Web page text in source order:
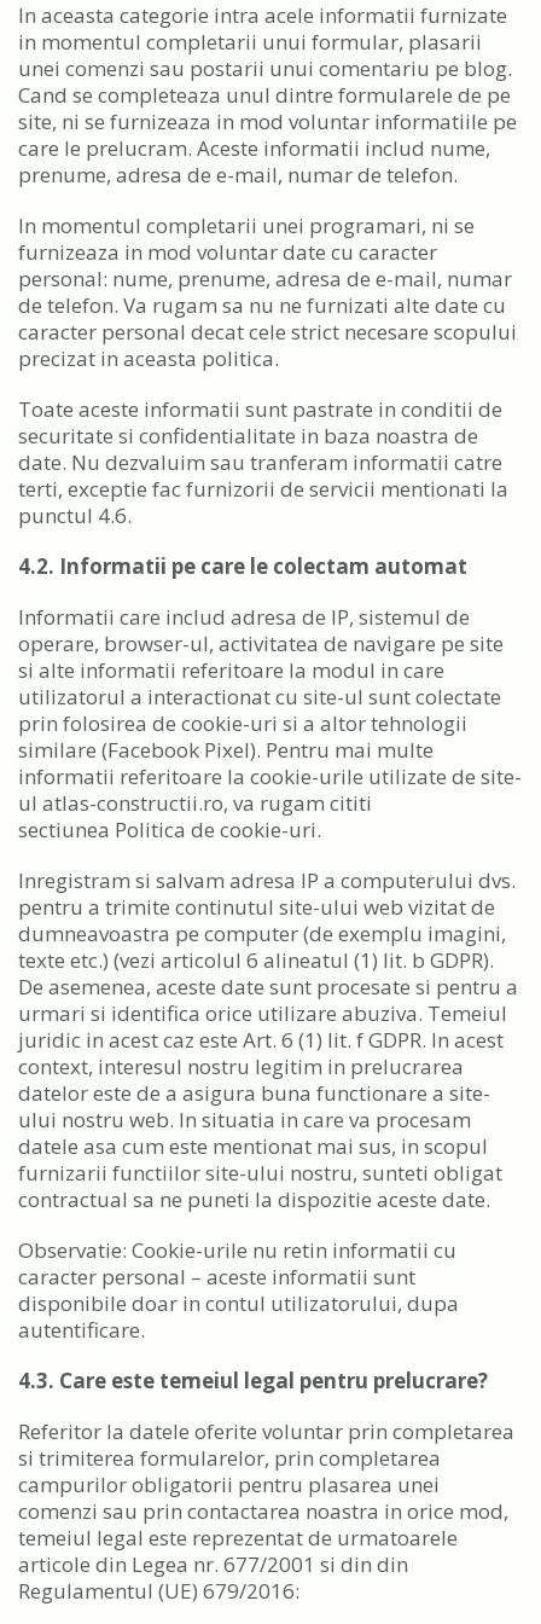
In aceasta categorie intra acele informatii furnizate
in momentul completarii unui formular, plasarii
unei comenzi sau postarii unui comentariu pe blog.
Cand se completeaza unul dintre formularele de pe
site, ni se furnizeaza in mod voluntar informatiile pe
care le prelucram. Aceste informatii includ nume,
prenume, adresa de e-mail, numar de telefon.
In momentul completarii unei programari, ni se
furnizeaza in mod voluntar date cu caracter
personal: nume, prenume, adresa de e-mail, numar
de telefon. Va rugam sa nu ne furnizati alte date cu
caracter personal decat cele strict necesare scopului
precizat in aceasta politica.
Toate aceste informatii sunt pastrate in conditii de
securitate si confidentialitate in baza noastra de
date. Nu dezvaluim sau tranferam informatii catre
terti, exceptie fac furnizorii de servicii mentionati la
punctul 4.6.
4.2. Informatii pe care le colectam automat
Informatii care includ adresa de IP, sistemul de
operare, browser-ul, activitatea de navigare pe site
si alte informatii referitoare la modul in care
utilizatorul a interactionat cu site-ul sunt colectate
prin folosirea de cookie-uri si a altor tehnologii
similare (Facebook Pixel). Pentru mai multe
informatii referitoare la cookie-urile utilizate de site-
ul atlas-constructii.ro, va rugam cititi
sectiunea Politica de cookie-uri.
Inregistram si salvam adresa IP a computerului dvs.
pentru a trimite continutul site-ului web vizitat de
dumneavoastra pe computer (de exemplu imagini,
texte etc.) (vezi articolul 6 alineatul (1) lit. b GDPR).
De asemenea, aceste date sunt procesate si pentru a
urmari si identifica orice utilizare abuziva. Temeiul
juridic in acest caz este Art. 6 (1) lit. f GDPR. In acest
context, interesul nostru legitim in prelucrarea
datelor este de a asigura buna functionare a site-
ului nostru web. In situatia in care va procesam
datele asa cum este mentionat mai sus, in scopul
furnizarii functiilor site-ului nostru, sunteti obligat
contractual sa ne puneti la dispozitie aceste date.
Observatie: Cookie-urile nu retin informatii cu
caracter personal – aceste informatii sunt
disponibile doar in contul utilizatorului, dupa
autentificare.
4.3. Care este temeiul legal pentru prelucrare?
Referitor la datele oferite voluntar prin completarea
si trimiterea formularelor, prin completarea
campurilor obligatorii pentru plasarea unei
comenzi sau prin contactarea noastra in orice mod,
temeiul legal este reprezentat de urmatoarele
articole din Legea nr. 677/2001 si din din
Regulamentul (UE) 679/2016: